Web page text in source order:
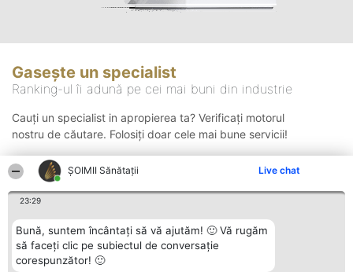
ŞOIMII Sănătații Live chat
23:29
Bună, suntem încântați să vă ajutăm! 🙂 Vă rugăm
să faceți clic pe subiectul de conversație
corespunzător! 🙂
Gasește un specialist
Ranking-ul îi adună pe cei mai buni din industrie
Cauți un specialist in apropierea ta? Verificați motorul
nostru de căutare. Folosiți doar cele mai bune servicii!